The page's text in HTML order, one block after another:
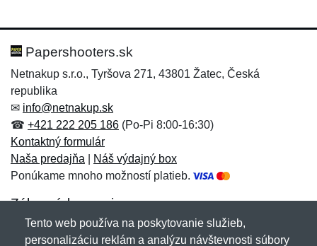
Hodnotenie:
Meno:*
E-mail:
Správa*
Meno:
E-mail:*
Správa*
Papershooters.sk
Netnakup s.r.o., Tyršova 271, 43801 Žatec, Česká
republika
✉ info@netnakup.sk
☎ +421 222 205 186 (Po-Pi 8:00-16:30)
Kontaktný formulár
Naša predajňa
Náš výdajný box
Ponúkame mnoho možností platieb.
Zákaznícky servis
Novinky emailom
Tento web používa na poskytovanie služieb,
personalizáciu reklám a analýzu návštevnosti súbory